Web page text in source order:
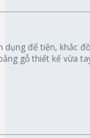
để tiện, khắc
gỗ thiết kế vừa